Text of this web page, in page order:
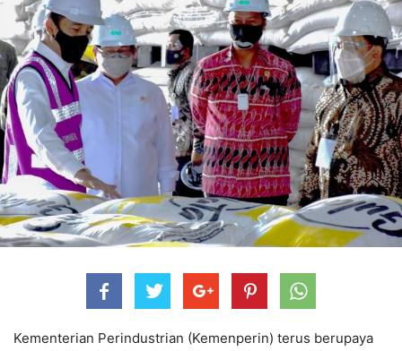
Kementerian Perindustrian (Kemenperin) terus berupaya